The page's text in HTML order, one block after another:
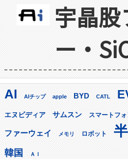
宇晶
ー・
AI AIチップ apple BYD CATL
エヌビディア サムスン スマートフ
ファーウェイ メモリ ロボット
韓国 ＡＩ